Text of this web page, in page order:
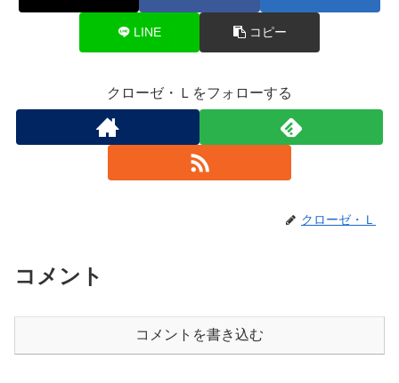
LINE コピー
クローゼ・Ｌをフォローする
クローゼ・Ｌ
コメント
コメントを書き込む